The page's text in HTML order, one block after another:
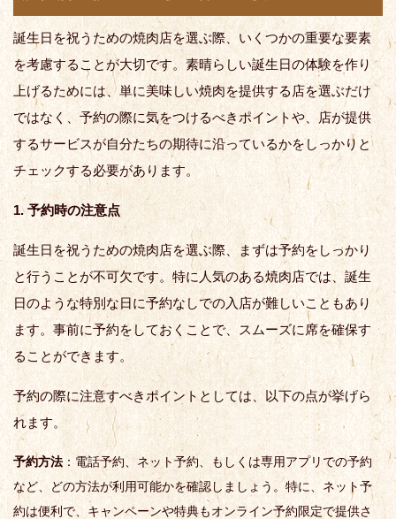
誕生日を祝うための焼肉店を選ぶ際、いくつかの重要な要素
を考慮することが大切です。素晴らしい誕生日の体験を作り
上げるためには、単に美味しい焼肉を提供する店を選ぶだけ
ではなく、予約の際に気をつけるべきポイントや、店が提供
するサービスが自分たちの期待に沿っているかをしっかりと
チェックする必要があります。
1. 予約時の注意点
誕生日を祝うための焼肉店を選ぶ際、まずは予約をしっかり
と行うことが不可欠です。特に人気のある焼肉店では、誕生
日のような特別な日に予約なしでの入店が難しいこともあり
ます。事前に予約をしておくことで、スムーズに席を確保す
ることができます。
予約の際に注意すべきポイントとしては、以下の点が挙げら
れます。
予約方法：電話予約、ネット予約、もしくは専用アプリでの予約
など、どの方法が利用可能かを確認しましょう。特に、ネット予
約は便利で、キャンペーンや特典もオンライン予約限定で提供さ